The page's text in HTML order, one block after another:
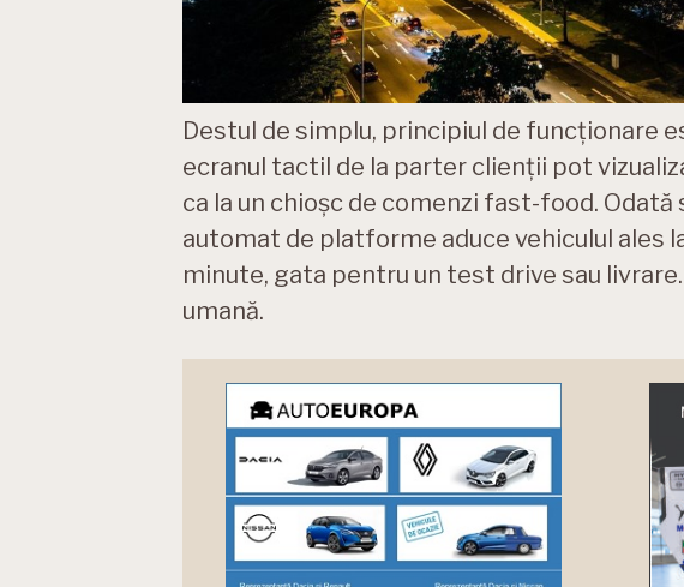
Destul de simplu, principiul de funcționare
ecranul tactil de la parter clienții pot
ca la un chioșc de comenzi fast-food.
automat de platforme aduce vehiculul ales
minute, gata pentru un test drive sau
umană.